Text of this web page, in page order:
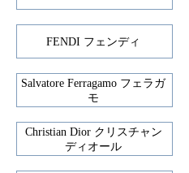
FENDI フェンディ
Salvatore Ferragamo フェラガ
モ
Christian Dior クリスチャン
ディオール